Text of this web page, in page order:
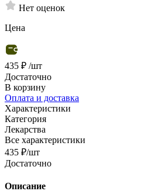
Нет оценок
Цена
435 ₽ /шт
Достаточно
В корзину
Оплата и доставка
Характеристики
Категория
Лекарства
Все характеристики
435 ₽/шт
Достаточно
Описание